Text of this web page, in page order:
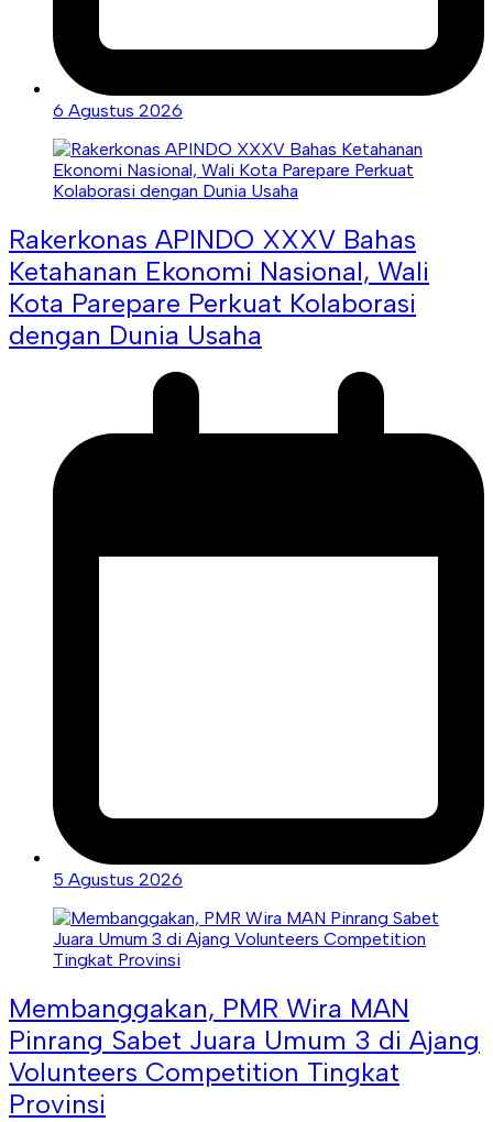
6 Agustus 2026
Rakerkonas APINDO XXXV Bahas
Ketahanan Ekonomi Nasional, Wali
Kota Parepare Perkuat Kolaborasi
dengan Dunia Usaha
5 Agustus 2026
Membanggakan, PMR Wira MAN
Pinrang Sabet Juara Umum 3 di Ajang
Volunteers Competition Tingkat
Provinsi